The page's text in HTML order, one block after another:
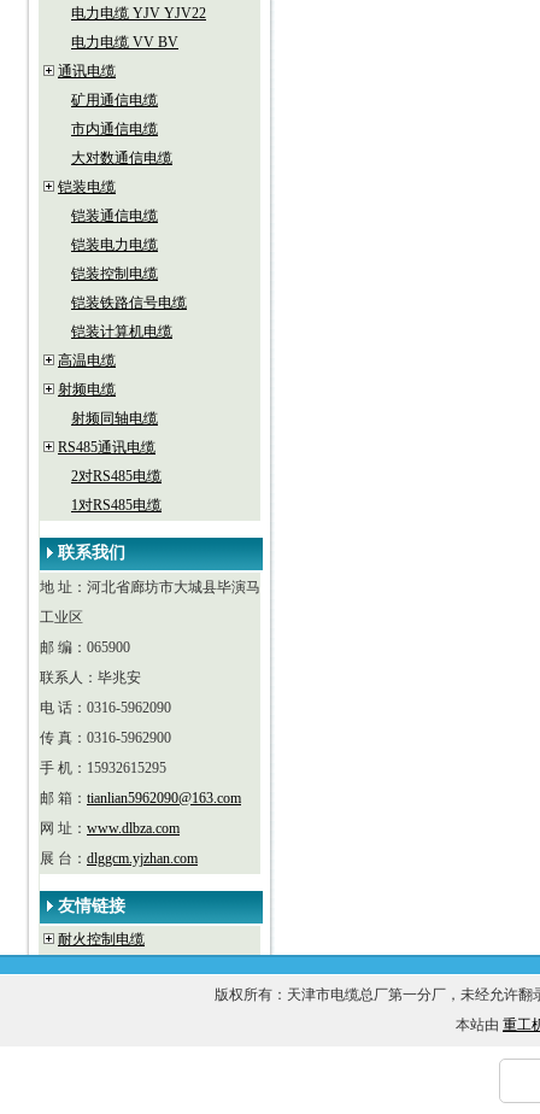
电力电缆 YJV YJV22
电力电缆 VV BV
通讯电缆
矿用通信电缆
市内通信电缆
大对数通信电缆
铠装电缆
铠装通信电缆
铠装电力电缆
铠装控制电缆
铠装铁路信号电缆
铠装计算机电缆
高温电缆
射频电缆
射频同轴电缆
RS485通讯电缆
2对RS485电缆
1对RS485电缆
联系我们
地 址：河北省廊坊市大城县毕演马
工业区
邮 编：065900
联系人：毕兆安
电 话：0316-5962090
传 真：0316-5962900
手 机：15932615295
邮 箱： tianlian5962090@163.com
网 址： www.dlbza.com
展 台： dlggcm.yjzhan.com
友情链接
耐火控制电缆
版权所有：天津市电缆总厂第一分厂，未经允许
本站由 重工